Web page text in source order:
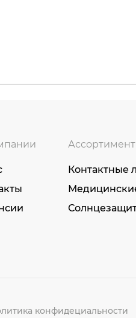
Ассортимент
Контактные
конфидециальности